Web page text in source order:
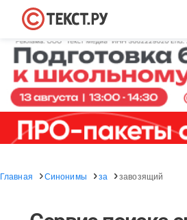
Главная Синонимы за завозящий